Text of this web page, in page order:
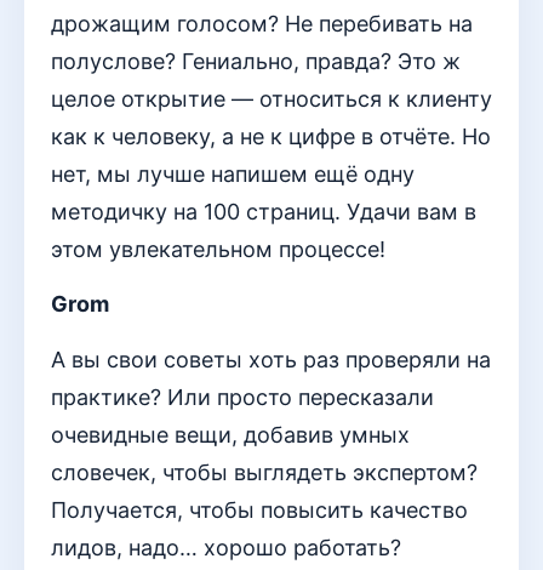
дрожащим голосом? Не перебивать на
полуслове? Гениально, правда? Это ж
целое открытие — относиться к клиенту
как к человеку, а не к цифре в отчёте. Но
нет, мы лучше напишем ещё одну
методичку на 100 страниц. Удачи вам в
этом увлекательном процессе!
Grom
А вы свои советы хоть раз проверяли на
практике? Или просто пересказали
очевидные вещи, добавив умных
словечек, чтобы выглядеть экспертом?
Получается, чтобы повысить качество
лидов, надо… хорошо работать?